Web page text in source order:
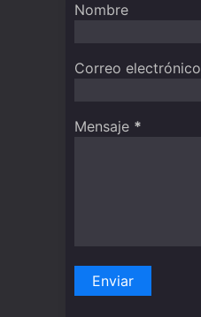
Nombre
Correo electrónico
Mensaje *